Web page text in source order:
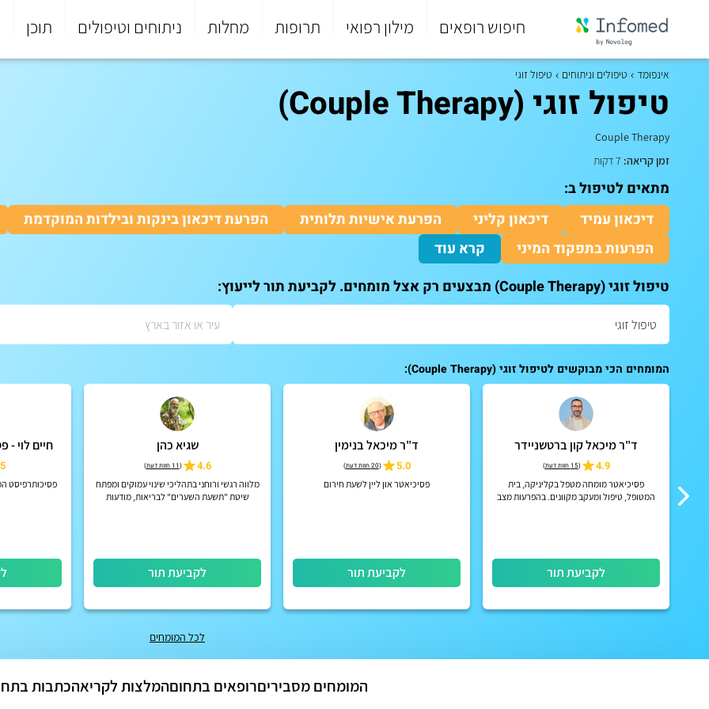
חיפוש רופאים מילון רפואי תרופות מחלות ניתוחים וטיפולים תוכן
סוף
התפריט
הראשי.
אינפומד טיפולים וניתוחים טיפול זוגי
טיפול זוגי (Couple Therapy)
Couple Therapy
זמן קריאה:
מתאים לטיפול ב:
דיכאון עמיד
דיכאון קליני הפרעת אישיות תלותית הפרעת דיכאון בינקות ובילדות המוקדמת
הפרעות בתפקוד המיני
קרא עוד
טיפול זוגי (Couple Therapy) מבצעים רק אצל מומחים. לקביעת תור לייעוץ:
המומחים הכי מבוקשים לטיפול זוגי (Couple Therapy):
ד"ר מיכאל קון ברטשניידר
4.9
(15 חוות דעת )
פסיכיאטר מומחה מטפל בקליניקה, בית
המטופל, טיפול ומעקב מקוונים. בהפרעות מצב
לקביעת תור
ד"ר מיכאל בנימין
5.0
(20 חוות דעת )
פסיכיאטר און ליין לשעת חירום
לקביעת תור
שגיא כהן
4.6
(11 חוות דעת )
מלווה רגשי ורוחני בתהליכי שינוי עמוקים ומפתח
שיטת "תשעת השערים" לבריאות, מודעות
לקביעת תור
חיים לוי -
5
פסיכותרפיסט
לכל המומחים
המומחים מסביריםרופאים בתחוםהמלצות לקריאהכתבות